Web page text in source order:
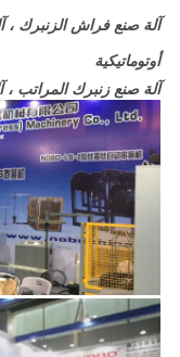
آلة صنع فراش الزنبرك ،
أوتوماتيكية
آلة صنع زنبرك المراتب ،